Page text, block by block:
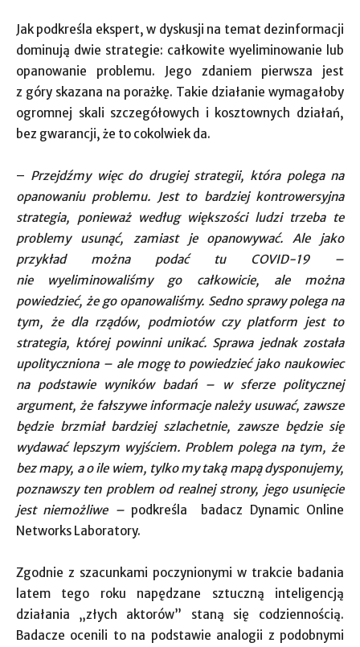
Jak podkreśla ekspert, w dyskusji na temat dezinformacji
dominują dwie strategie: całkowite wyeliminowanie lub
opanowanie problemu. Jego zdaniem pierwsza jest
z góry skazana na porażkę. Takie działanie wymagałoby
ogromnej skali szczegółowych i kosztownych działań,
bez gwarancji, że to cokolwiek da.
– Przejdźmy więc do drugiej strategii, która polega na
opanowaniu problemu. Jest to bardziej kontrowersyjna
strategia, ponieważ według większości ludzi trzeba te
problemy usunąć, zamiast je opanowywać. Ale jako
przykład można podać tu COVID-19 –
nie wyeliminowaliśmy go całkowicie, ale można
powiedzieć, że go opanowaliśmy. Sedno sprawy polega na
tym, że dla rządów, podmiotów czy platform jest to
strategia, której powinni unikać. Sprawa jednak została
upolityczniona – ale mogę to powiedzieć jako naukowiec
na podstawie wyników badań – w sferze politycznej
argument, że fałszywe informacje należy usuwać, zawsze
będzie brzmiał bardziej szlachetnie, zawsze będzie się
wydawać lepszym wyjściem. Problem polega na tym, że
bez mapy, a o ile wiem, tylko my taką mapą dysponujemy,
poznawszy ten problem od realnej strony, jego usunięcie
jest niemożliwe –podkreśla badacz Dynamic Online
Networks Laboratory.
Zgodnie z szacunkami poczynionymi w trakcie badania
latem tego roku napędzane sztuczną inteligencją
działania „złych aktorów” staną się codziennością.
Badacze ocenili to na podstawie analogii z podobnymi